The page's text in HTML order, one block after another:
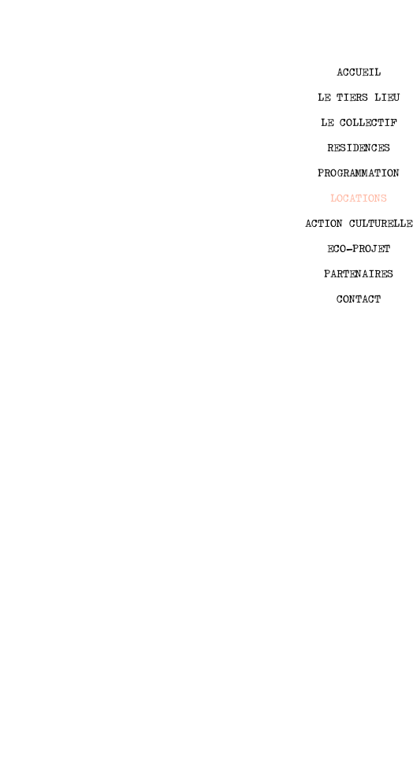
ACCUEIL
LE TIERS LIEU
LE COLLECTIF
RESIDENCES
PROGRAMMATION
LOCATIONS
ACTION CULTURELLE
ECO-PROJET
PARTENAIRES
CONTACT